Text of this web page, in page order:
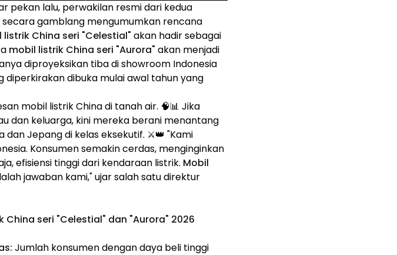
pekan lalu, perwakilan resmi dari kedua
gamblang mengumumkan rencana
listrik China seri "Celestial" akan hadir sebagai
mobil listrik China seri "Aurora" akan menjadi
diproyeksikan tiba di showroom Indonesia
diperkirakan dibuka mulai awal tahun yang
mobil listrik China di tanah air. 🧠📊 Jika
dan keluarga, kini mereka berani menantang
Jepang di kelas eksekutif. ⚔️👑 "Kami
Konsumen semakin cerdas, menginginkan
efisiensi tinggi dari kendaraan listrik. Mobil
jawaban kami," ujar salah satu direktur
China seri "Celestial" dan "Aurora" 2026
Jumlah konsumen dengan daya beli tinggi